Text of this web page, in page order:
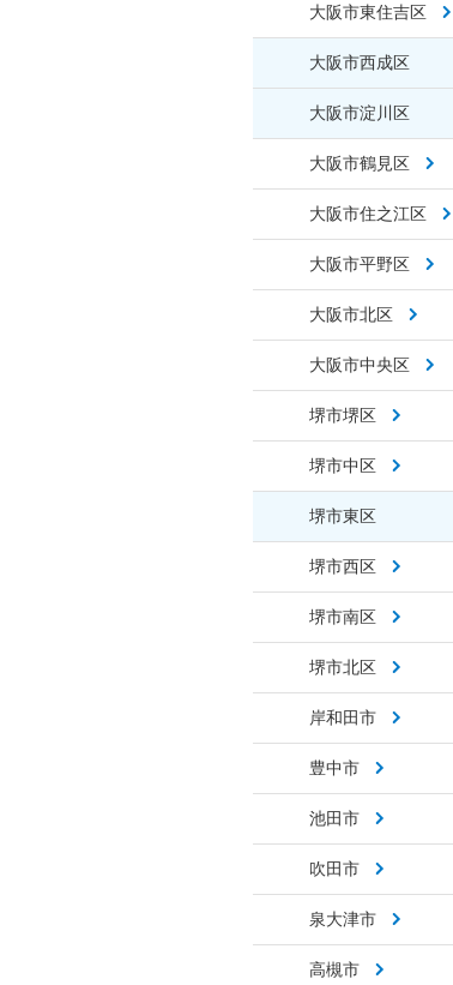
大阪市東住吉区
大阪市西成区
大阪市淀川区
大阪市鶴見区
大阪市住之江区
大阪市平野区
大阪市北区
大阪市中央区
堺市堺区
堺市中区
堺市東区
堺市西区
堺市南区
堺市北区
岸和田市
豊中市
池田市
吹田市
泉大津市
高槻市